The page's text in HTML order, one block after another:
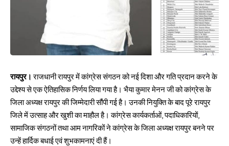
रायपुर। राजधानी रायपुर में कांग्रेस संगठन को नई दिशा और गति प्रदान करने के
उद्देश्य से एक ऐतिहासिक निर्णय लिया गया है। भैया कुमार मेनन जी को कांग्रेस के
जिला अध्यक्ष रायपुर की जिम्मेदारी सौंपी गई है। उनकी नियुक्ति के बाद पूरे रायपुर
जिले में उत्साह और खुशी का माहौल है। कांग्रेस कार्यकर्ताओं, पदाधिकारियों,
सामाजिक संगठनों तथा आम नागरिकों ने कांग्रेस के जिला अध्यक्ष रायपुर बनने पर
उन्हें हार्दिक बधाई एवं शुभकामनाएं दी हैं।